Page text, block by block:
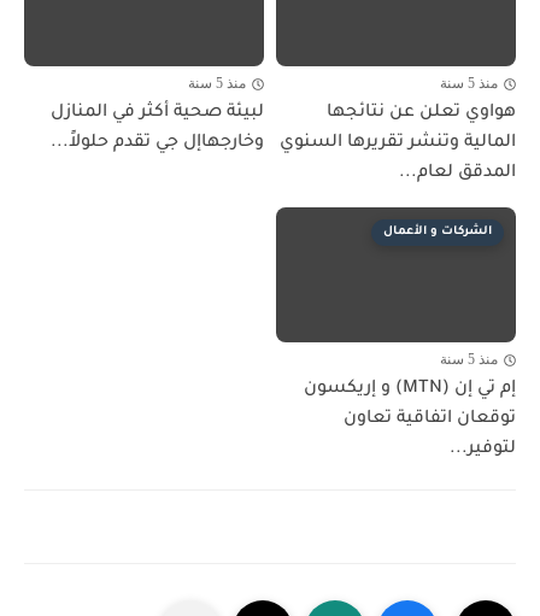
منذ 5 سنة
هواوي تعلن عن نتائجها
المالية وتنشر تقريرها السنوي
المدقق لعام...
منذ 5 سنة
لبيئة صحية أكثر في المنازل
وخارجهاإل جي تقدم حلولاً...
الشركات و الأعمال
منذ 5 سنة
إم تي إن (MTN) و إريكسون
توقعان اتفاقية تعاون
لتوفير...